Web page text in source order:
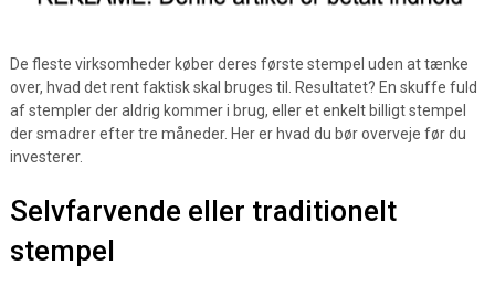
De fleste virksomheder køber deres første stempel uden at tænke
over, hvad det rent faktisk skal bruges til. Resultatet? En skuffe fuld
af stempler der aldrig kommer i brug, eller et enkelt billigt stempel
der smadrer efter tre måneder. Her er hvad du bør overveje før du
investerer.
Selvfarvende eller traditionelt
stempel